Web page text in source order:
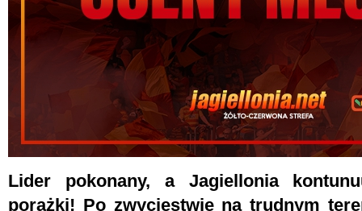
Lider pokonany, a Jagiellonia
porażki! Po zwycięstwie na trudnym